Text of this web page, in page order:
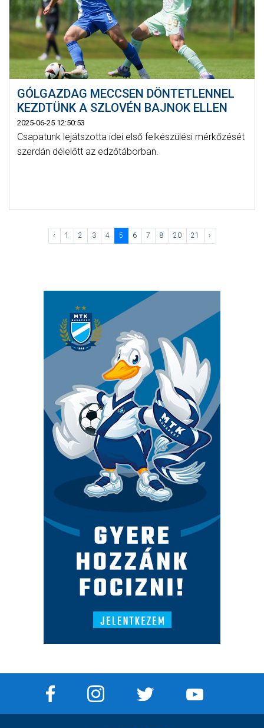
GÓLGAZDAG MECCSEN DÖNTETLENNEL
KEZDTÜNK A SZLOVÉN BAJNOK ELLEN
2025-06-25 12:50:53
Csapatunk lejátszotta idei első felkészülési mérkőzését
szerdán délelőtt az edzőtáborban.
‹ 1 2 3 4 5 6 7 8 20 21 ›